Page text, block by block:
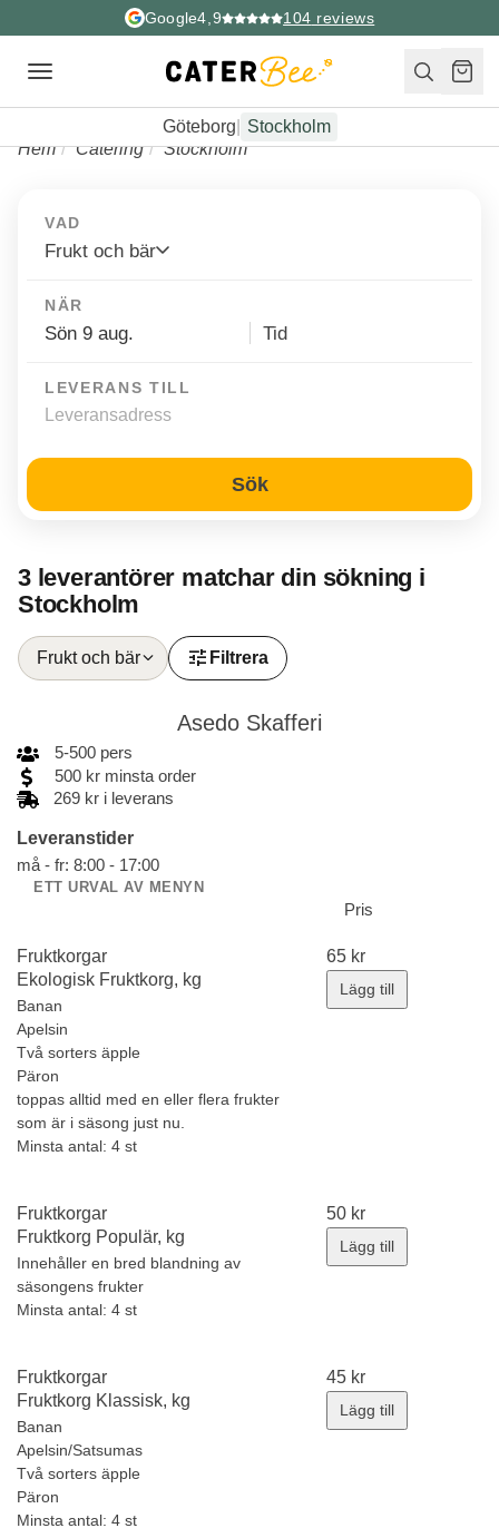
Google4,9 104 reviews
Toggle
Göteborg
Stockholm
Hem
Catering Stockholm
VAD
Frukt och bär
NÄR
LEVERANS TILL
Sök
3 leverantörer matchar din sökning i
Stockholm
Frukt och bär tune Filtrera
Asedo Skafferi
5-500 pers
500 kr minsta order
269 kr i leverans
Leveranstider
må - fr: 8:00 - 17:00
ETT URVAL AV MENYN
Pris
Fruktkorgar
Ekologisk Fruktkorg, kg
Banan
Apelsin
Två sorters äpple
Päron
toppas alltid med en eller flera frukter
som är i säsong just nu.
Minsta antal: 4 st
65 kr
Lägg till
Fruktkorgar
Fruktkorg Populär, kg
Innehåller en bred blandning av
säsongens frukter
Minsta antal: 4 st
50 kr
Lägg till
Fruktkorgar
Fruktkorg Klassisk, kg
Banan
Apelsin/Satsumas
Två sorters äpple
Päron
Minsta antal: 4 st
45 kr
Lägg till